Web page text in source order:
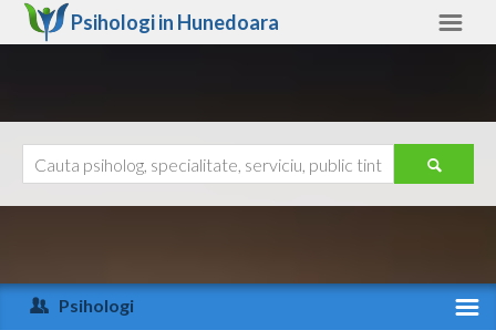
Psihologi in Hunedoara
Arad
Ajutor
Psihologi